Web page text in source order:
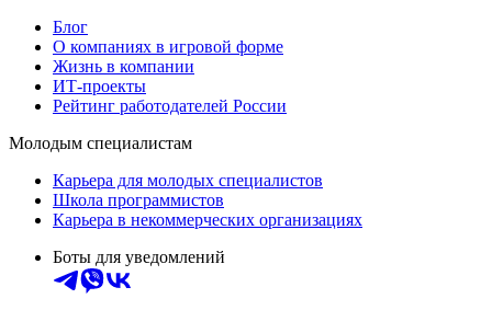
Блог
О компаниях в игровой форме
Жизнь в компании
ИТ-проекты
Рейтинг работодателей России
Молодым специалистам
Карьера для молодых специалистов
Школа программистов
Карьера в некоммерческих организациях
Боты для уведомлений